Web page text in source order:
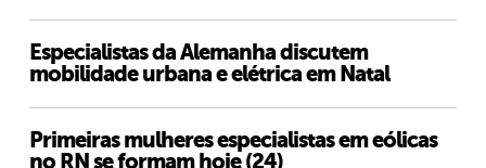
Especialistas da Alemanha discutem
mobilidade urbana e elétrica em Natal
Primeiras mulheres especialistas em eólicas
no RN se formam hoje (24)